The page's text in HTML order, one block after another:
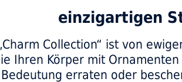
einzigartigen
Collection“ ist von
Ihren Körper mit
erraten oder